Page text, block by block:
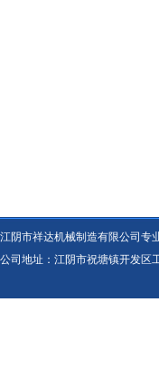
江阴市祥达机械制造有限公司专
公司地址：江阴市祝塘镇开发区